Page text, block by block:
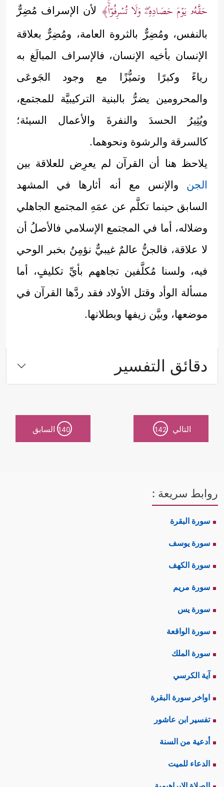
حَقَّهُۥ یَوۡمَ حَصَادِهِۦۖ وَلَا تُسۡرِفُوۤاْۚ﴾لأن الإسراف مُضِرٌّ
بالنفس، ومُضِرٌّ بالثروة العامة، ومُضِرٌّ بعلاقة
الإنسان بأخيه الإنسان، فالإسراف المبالَغ به
رياءً وكبرًا وتميُّزًا مع وجود الجَوعَى
والمحرومين يضرُّ بالبنية التركيبيَّة للمجتمع،
ويُثِيرُ الحسدَ والنفرةَ والأعمال السيئة؛
كالسرقة والرشوة ونحوهما.
يلاحظ هنا أن القرآن لم يعرِض للعلاقة بين
الجن
والإنس مع أنه أثارها في المشهد
السابق حينما تكلَّم عن عمَهِ المجتمع الجاهلي
وضلاله، أما في المجتمع الإسلامي فالأصلُ أن
لا علاقة، فالجنُّ عالمٌ غيبيٌّ نؤمِنُ بخبر الوحي
فيه، ولسنا مُكلَّفين تجاههم بأيِّ تكليفٍ، أما
مسألة الوأد وقتل الأولاد فقد ردَّها القرآن في
موضعها، وبيَّن زيفها وبطلانها.
دقائق التفسير
التالي 142
140 السابق
روابط سريعة :
سورة البقرة
سورة يوسف
سورة الكهف
سورة مريم
سورة يس
سورة الواقعة
سورة الملك
آية الكرسي
اواخر سورة البقرة
تفسير ابن عاشور
أدعية من السنة
الدعاء للميت